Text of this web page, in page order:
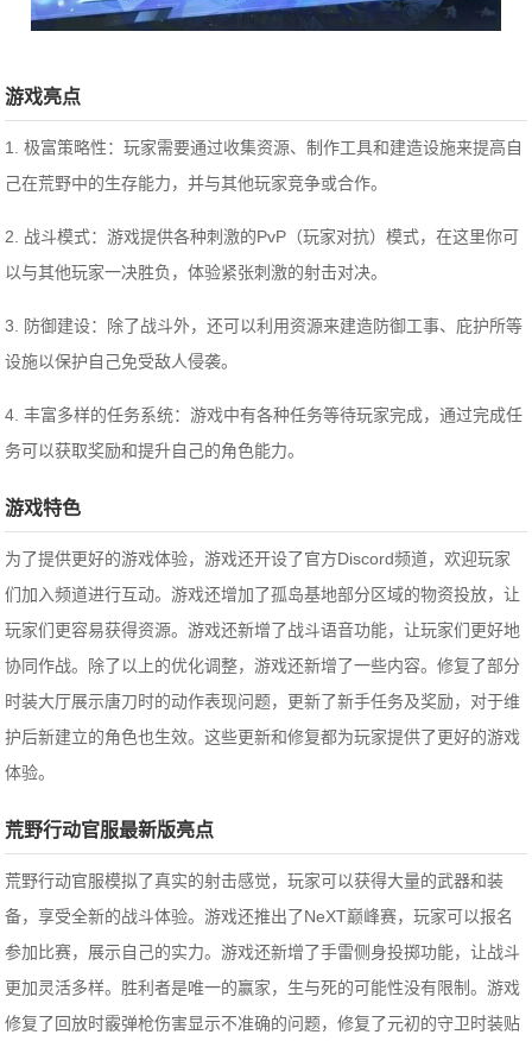
游戏亮点
1. 极富策略性：玩家需要通过收集资源、制作工具和建造设施来提高自
己在荒野中的生存能力，并与其他玩家竞争或合作。
2. 战斗模式：游戏提供各种刺激的PvP（玩家对抗）模式，在这里你可
以与其他玩家一决胜负，体验紧张刺激的射击对决。
3. 防御建设：除了战斗外，还可以利用资源来建造防御工事、庇护所等
设施以保护自己免受敌人侵袭。
4. 丰富多样的任务系统：游戏中有各种任务等待玩家完成，通过完成任
务可以获取奖励和提升自己的角色能力。
游戏特色
为了提供更好的游戏体验，游戏还开设了官方Discord频道，欢迎玩家
们加入频道进行互动。游戏还增加了孤岛基地部分区域的物资投放，让
玩家们更容易获得资源。游戏还新增了战斗语音功能，让玩家们更好地
协同作战。除了以上的优化调整，游戏还新增了一些内容。修复了部分
时装大厅展示唐刀时的动作表现问题，更新了新手任务及奖励，对于维
护后新建立的角色也生效。这些更新和修复都为玩家提供了更好的游戏
体验。
荒野行动官服最新版亮点
荒野行动官服模拟了真实的射击感觉，玩家可以获得大量的武器和装
备，享受全新的战斗体验。游戏还推出了NeXT巅峰赛，玩家可以报名
参加比赛，展示自己的实力。游戏还新增了手雷侧身投掷功能，让战斗
更加灵活多样。胜利者是唯一的赢家，生与死的可能性没有限制。游戏
修复了回放时霰弹枪伤害显示不准确的问题，修复了元初的守卫时装贴